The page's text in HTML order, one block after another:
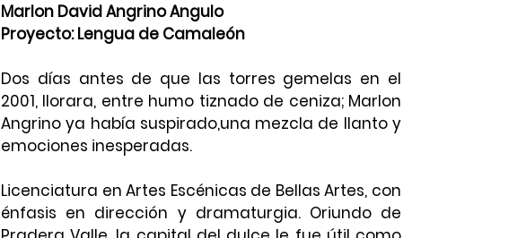
Marlon David Angrino Angulo
Proyecto: Lengua de Camaleón
Dos días antes de que las torres gemelas en el
2001, llorara, entre humo tiznado de ceniza; Marlon
Angrino ya había suspirado,una mezcla de llanto y
emociones inesperadas.
Licenciatura en Artes Escénicas de Bellas Artes, con
énfasis en dirección y dramaturgia. Oriundo de